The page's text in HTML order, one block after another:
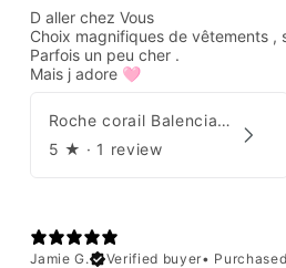
D aller chez Vous
Choix magnifiques de vêtements ,
Parfois un peu cher .
Mais j adore 🩷
Roche corail Balenciaga 2006
5 ★ · 1 review
Jamie G.
Verified buyer•